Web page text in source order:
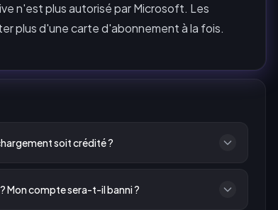
n'est plus autorisé par Microsoft. Les
plus d'une carte d'abonnement à la fois.
soit crédité ?
Mon compte sera-t-il banni ?